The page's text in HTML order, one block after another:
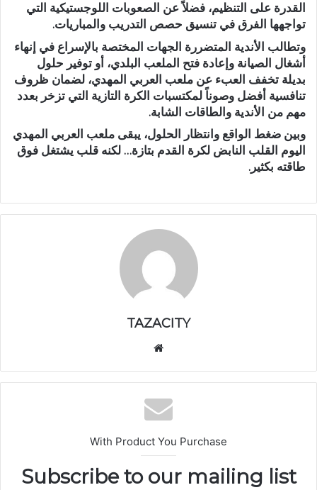
القدرة على التنظيم، فضلاً عن الصعوبات اللوجستيكية التي
تواجهها الفرق في تنسيق حصص التدريب والمباريات.
وتطالب الأندية المتضررة الجهات المختصة بالإسراع في إنهاء
أشغال الصيانة وإعادة فتح الملعب البلدي، أو توفير حلول
بديلة تخفف العبء عن ملعب العربي المهدي، لضمان ظروف
تنافسية أفضل وصوناً لمكتسبات الكرة التازية التي تزخر بعدد
مهم من الأندية والطاقات الشابة.
وبين ضغط الواقع وانتظار الحلول، يبقى ملعب العربي المهدي
اليوم القلب النابض لكرة القدم بتازة… لكنه قلب يشتغل فوق
طاقته بكثير.
TAZACITY
الوي
ب
With Product You Purchase
Subscribe to our mailing list